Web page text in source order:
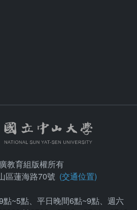
教育組版權所有
區蓮海路70號 (交通位置)
點~5點、平日晚間6點~9點、週六